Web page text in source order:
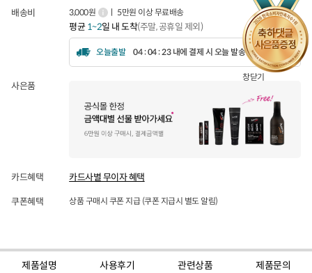
창닫기
배송비 3,000원 ㅣ 5만원 이상 무료배송
평균1~2일 내 도착(주말, 공휴일 제외)
오늘출발 04 : 04 : 22 내에 결제 시 오늘 발송됩니다.
사은품
카드혜택 카드사별 무이자 혜택
쿠폰혜택 상품 구매시 쿠폰 지급 (쿠폰 지급시 별도 알림)
제품설명
사용후기
관련상품 제품문의